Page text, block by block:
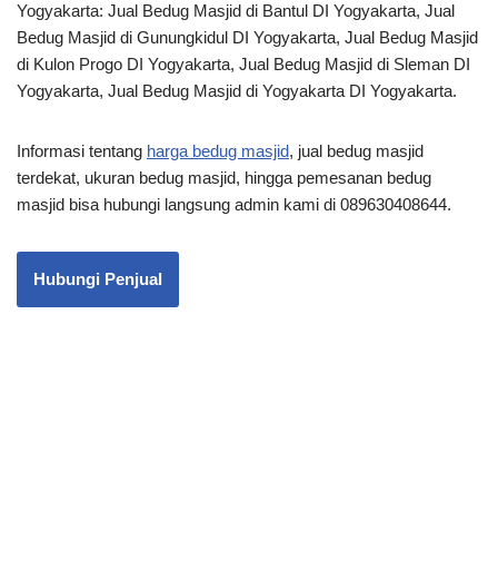
Yogyakarta: Jual Bedug Masjid di Bantul DI Yogyakarta, Jual
Bedug Masjid di Gunungkidul DI Yogyakarta, Jual Bedug Masjid
di Kulon Progo DI Yogyakarta, Jual Bedug Masjid di Sleman DI
Yogyakarta, Jual Bedug Masjid di Yogyakarta DI Yogyakarta.
Informasi tentang harga bedug masjid, jual bedug masjid
terdekat, ukuran bedug masjid, hingga pemesanan bedug
masjid bisa hubungi langsung admin kami di 089630408644.
Hubungi Penjual